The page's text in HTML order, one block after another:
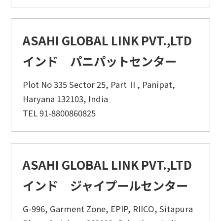
ASAHI GLOBAL LINK PVT.,LTD
インド パニパットセンター
Plot No 335 Sector 25, Part Ⅱ, Panipat,
Haryana 132103, India
TEL 91-8800860825
ASAHI GLOBAL LINK PVT.,LTD
インド ジャイプールセンター
G-996, Garment Zone, EPIP, RIICO, Sitapura